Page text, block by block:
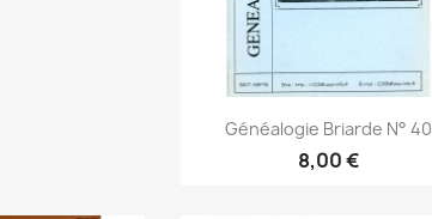
Anteprima
Généalogie Briarde N° 40
8,00 €